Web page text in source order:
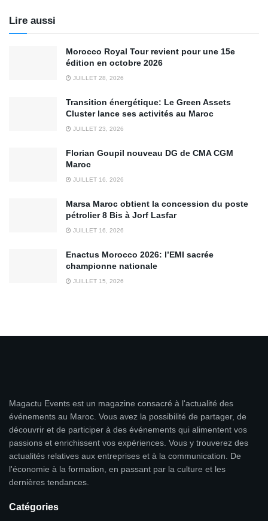
Lire aussi
Morocco Royal Tour revient pour une 15e
édition en octobre 2026
JUILLET 28, 2026
Transition énergétique: Le Green Assets
Cluster lance ses activités au Maroc
JUILLET 23, 2026
Florian Goupil nouveau DG de CMA CGM
Maroc
JUILLET 16, 2026
Marsa Maroc obtient la concession du poste
pétrolier 8 Bis à Jorf Lasfar
JUILLET 16, 2026
Enactus Morocco 2026: l’EMI sacrée
championne nationale
JUILLET 15, 2026
Magactu Events est un magazine consacré à l'actualité des
événements au Maroc. Vous avez la possibilité de partager, de
découvrir et de participer à des événements qui alimentent vos
passions et enrichissent vos expériences. Vous y trouverez des
actualités relatives aux entreprises et à la communication. De
l'économie à la formation, en passant par la culture et les
dernières tendances.
Catégories